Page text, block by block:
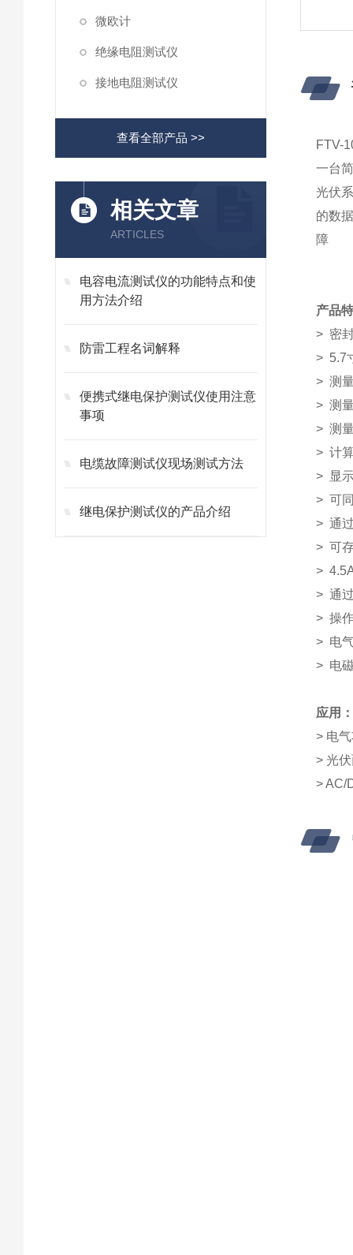
微欧计
绝缘电阻测试仪
接地电阻测试仪
查看全部产品 >>
相关文章
ARTICLES
电容电流测试仪的功能特点和使
用方法介绍
防雷工程名词解释
便携式继电保护测试仪使用注意
事项
电缆故障测试仪现场测试方法
继电保护测试仪的产品介绍
FTV-
一台
光伏
的数
障
产品
> 密
> 5.7
> 测
> 测
> 测
> 计
> 显
> 可
> 通
> 可
>
> 通
> 操
> 电
> 电
应用
> 电
> 光
> AC/